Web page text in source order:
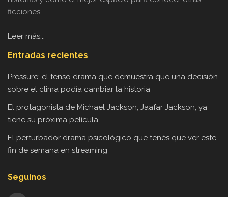
ficciones...
Leer más...
Entradas recientes
Pressure: el tenso drama que demuestra que una decisión
sobre el clima podía cambiar la historia
El protagonista de Michael Jackson, Jaafar Jackson, ya
tiene su próxima película
El perturbador drama psicológico que tenés que ver este
fin de semana en streaming
Seguinos